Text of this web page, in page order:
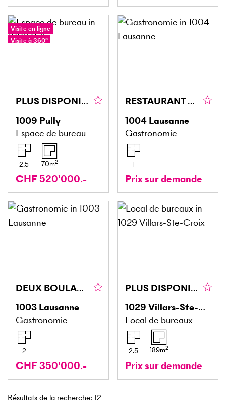
Visite en ligne
Visite à 360°
PLUS DISPONIBLE
1009 Pully
Espace de bureau
2.5 70m2
CHF 520'000.-
RESTAURANT AVEC FORTE ACTIVITÉ A REMETTRE
1004 Lausanne
Gastronomie
1
Prix sur demande
DEUX BOULANGERIES / SOCIÉTÉ AVEC BON C.A.
1003 Lausanne
Gastronomie
2
CHF 350'000.-
PLUS DISPONIBLE
1029 Villars-Ste-Croix
Local de bureaux
2.5 189m2
Prix sur demande
Résultats de la recherche: 12